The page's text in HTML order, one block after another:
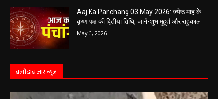
Aaj Ka Panchang 03 May 2026: ज्येष्ठ माह के
कृष्ण पक्ष की द्वितीया तिथि, जानें-शुभ मुहूर्त और राहुकाल
May 3, 2026
बलौदाबाज़ार न्यूज़